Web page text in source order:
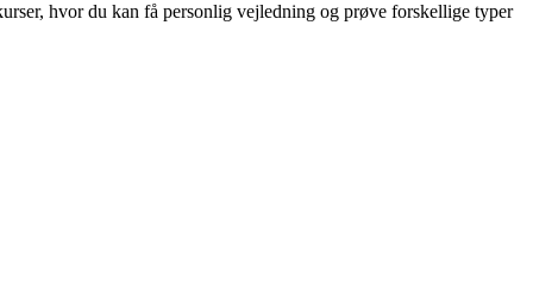
hvor du kan få personlig vejledning og prøve forskellige typer